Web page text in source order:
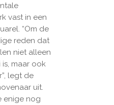
vast in een
“Om de
reden dat
niet alleen
maar ook
legt de
uit.
enige nog